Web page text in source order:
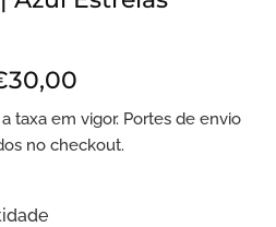
taxa em vigor. Portes de envio
no checkout.